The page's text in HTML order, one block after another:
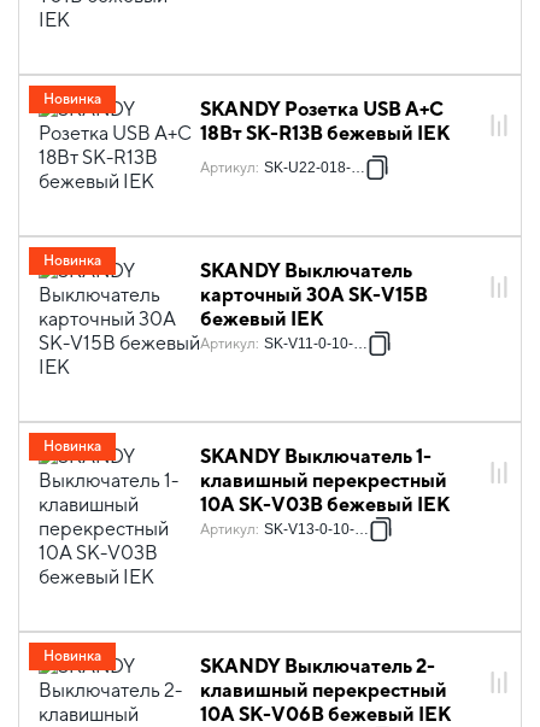
SKANDY Розетка USB A+C
18Вт SK-R13B бежевый IEK
Артикул: SK-U22-018-K10
Новинка
SKANDY Выключатель
карточный 30А SK-V15B
бежевый IEK
Артикул: SK-V11-0-10-K10
Новинка
SKANDY Выключатель 1-
клавишный перекрестный
10А SK-V03B бежевый IEK
Артикул: SK-V13-0-10-K10
Новинка
SKANDY Выключатель 2-
клавишный перекрестный
10А SK-V06B бежевый IEK
Новинка